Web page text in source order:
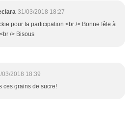
31/03/2018 18:27
pour ta participation <br /> Bonne fête à
/> Bisous
03/2018 18:39
ces grains de sucre!